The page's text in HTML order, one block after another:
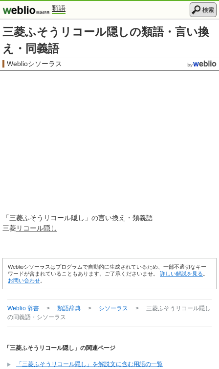
類語 検索
三菱ふそうリコール隠しの類語・言い換
え・同義語
Weblioシソーラス
「三菱ふそうリコール隠し 」の言い換え・類義語
三菱リコール隠し
Weblioシソーラスはプログラムで自動的に生成されているため、一部不適切なキー
ワードが含まれていることもあります。ご了承くださいませ。 詳しい解説を見る
お問い合わせ
Weblio 辞書 > 類語辞典 > シソーラス >
三菱ふそうリコール隠し
の同義語・シソーラス
「三菱ふそうリコール隠し」の関連ページ
「三菱ふそうリコール隠し」を解説文に含む用語の一覧